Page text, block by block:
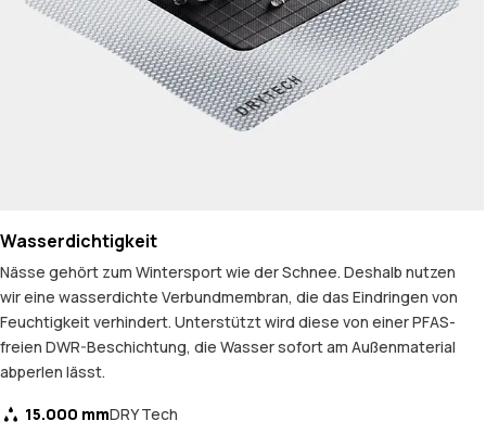
Wasserdichtigkeit
Nässe gehört zum Wintersport wie der Schnee. Deshalb nutzen
wir eine wasserdichte Verbundmembran, die das Eindringen von
Feuchtigkeit verhindert. Unterstützt wird diese von einer PFAS-
freien DWR-Beschichtung, die Wasser sofort am Außenmaterial
abperlen lässt.
15.000 mmDRY Tech